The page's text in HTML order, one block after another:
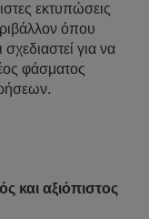
εκτυπώσεις
όπου
για να
φάσματος
και αξιόπιστος